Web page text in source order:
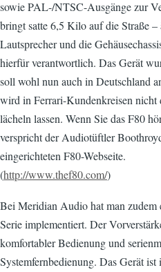
sowie PAL-/NTSC-Ausgänge zur
bringt satte 6,5 Kilo auf die Straße
Lautsprecher und die
hierfür verantwortlich. Das Gerät
soll wohl nun auch in Deutschland
wird in Ferrari-Kundenkreisen
lächeln lassen. Wenn Sie das F80
verspricht der Audiotüftler
eingerichteten F80-Webseite.
(http://www.thef80.com/)
Bei Meridian Audio hat man
Serie implementiert. Der
komfortabler Bedienung und
Systemfernbedienung. Das Gerät